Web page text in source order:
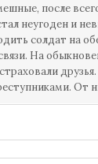
после
неугоден и
солдат на
На
От